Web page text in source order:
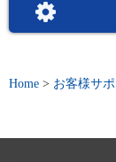
Home > お客様サポ